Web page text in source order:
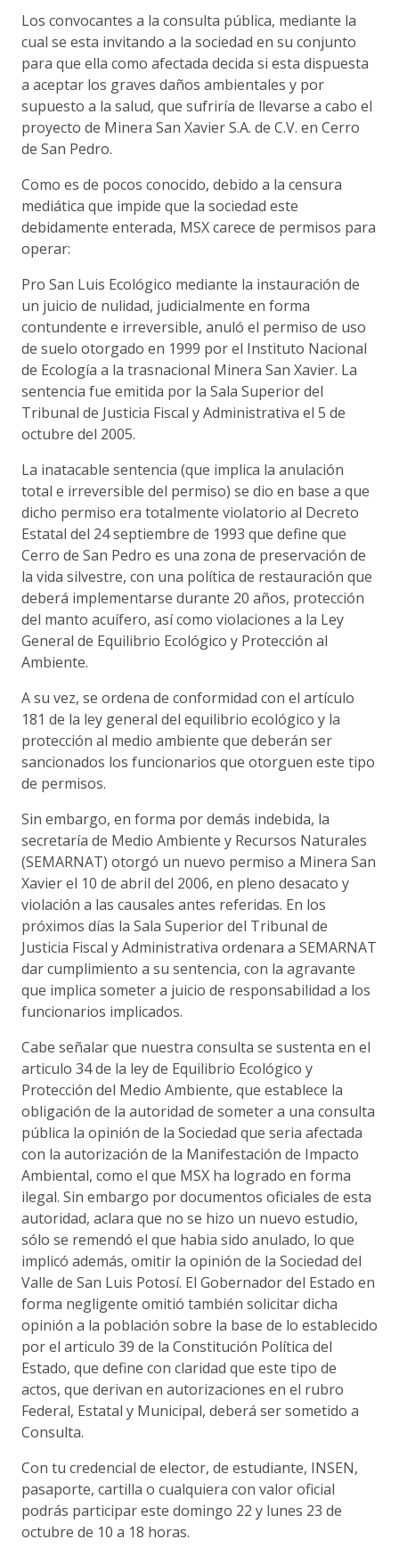
Los convocantes a la consulta pública, mediante la
cual se esta invitando a la sociedad en su conjunto
para que ella como afectada decida si esta dispuesta
a aceptar los graves daños ambientales y por
supuesto a la salud, que sufriría de llevarse a cabo el
proyecto de Minera San Xavier S.A. de C.V. en Cerro
de San Pedro.
Como es de pocos conocido, debido a la censura
mediática que impide que la sociedad este
debidamente enterada, MSX carece de permisos para
operar:
Pro San Luis Ecológico mediante la instauración de
un juicio de nulidad, judicialmente en forma
contundente e irreversible, anuló el permiso de uso
de suelo otorgado en 1999 por el Instituto Nacional
de Ecología a la trasnacional Minera San Xavier. La
sentencia fue emitida por la Sala Superior del
Tribunal de Justicia Fiscal y Administrativa el 5 de
octubre del 2005.
La inatacable sentencia (que implica la anulación
total e irreversible del permiso) se dio en base a que
dicho permiso era totalmente violatorio al Decreto
Estatal del 24 septiembre de 1993 que define que
Cerro de San Pedro es una zona de preservación de
la vida silvestre, con una política de restauración que
deberá implementarse durante 20 años, protección
del manto acuífero, así como violaciones a la Ley
General de Equilibrio Ecológico y Protección al
Ambiente.
A su vez, se ordena de conformidad con el artículo
181 de la ley general del equilibrio ecológico y la
protección al medio ambiente que deberán ser
sancionados los funcionarios que otorguen este tipo
de permisos.
Sin embargo, en forma por demás indebida, la
secretaría de Medio Ambiente y Recursos Naturales
(SEMARNAT) otorgó un nuevo permiso a Minera San
Xavier el 10 de abril del 2006, en pleno desacato y
violación a las causales antes referidas. En los
próximos días la Sala Superior del Tribunal de
Justicia Fiscal y Administrativa ordenara a SEMARNAT
dar cumplimiento a su sentencia, con la agravante
que implica someter a juicio de responsabilidad a los
funcionarios implicados.
Cabe señalar que nuestra consulta se sustenta en el
articulo 34 de la ley de Equilibrio Ecológico y
Protección del Medio Ambiente, que establece la
obligación de la autoridad de someter a una consulta
pública la opinión de la Sociedad que seria afectada
con la autorización de la Manifestación de Impacto
Ambiental, como el que MSX ha logrado en forma
ilegal. Sin embargo por documentos oficiales de esta
autoridad, aclara que no se hizo un nuevo estudio,
sólo se remendó el que habia sido anulado, lo que
implicó además, omitir la opinión de la Sociedad del
Valle de San Luis Potosí. El Gobernador del Estado en
forma negligente omitió también solicitar dicha
opinión a la población sobre la base de lo establecido
por el articulo 39 de la Constitución Política del
Estado, que define con claridad que este tipo de
actos, que derivan en autorizaciones en el rubro
Federal, Estatal y Municipal, deberá ser sometido a
Consulta.
Con tu credencial de elector, de estudiante, INSEN,
pasaporte, cartilla o cualquiera con valor oficial
podrás participar este domingo 22 y lunes 23 de
octubre de 10 a 18 horas.